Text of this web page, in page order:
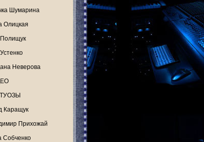
Шумарина
Олицкая
Неверова
Каращук
Прихожай
Собченко